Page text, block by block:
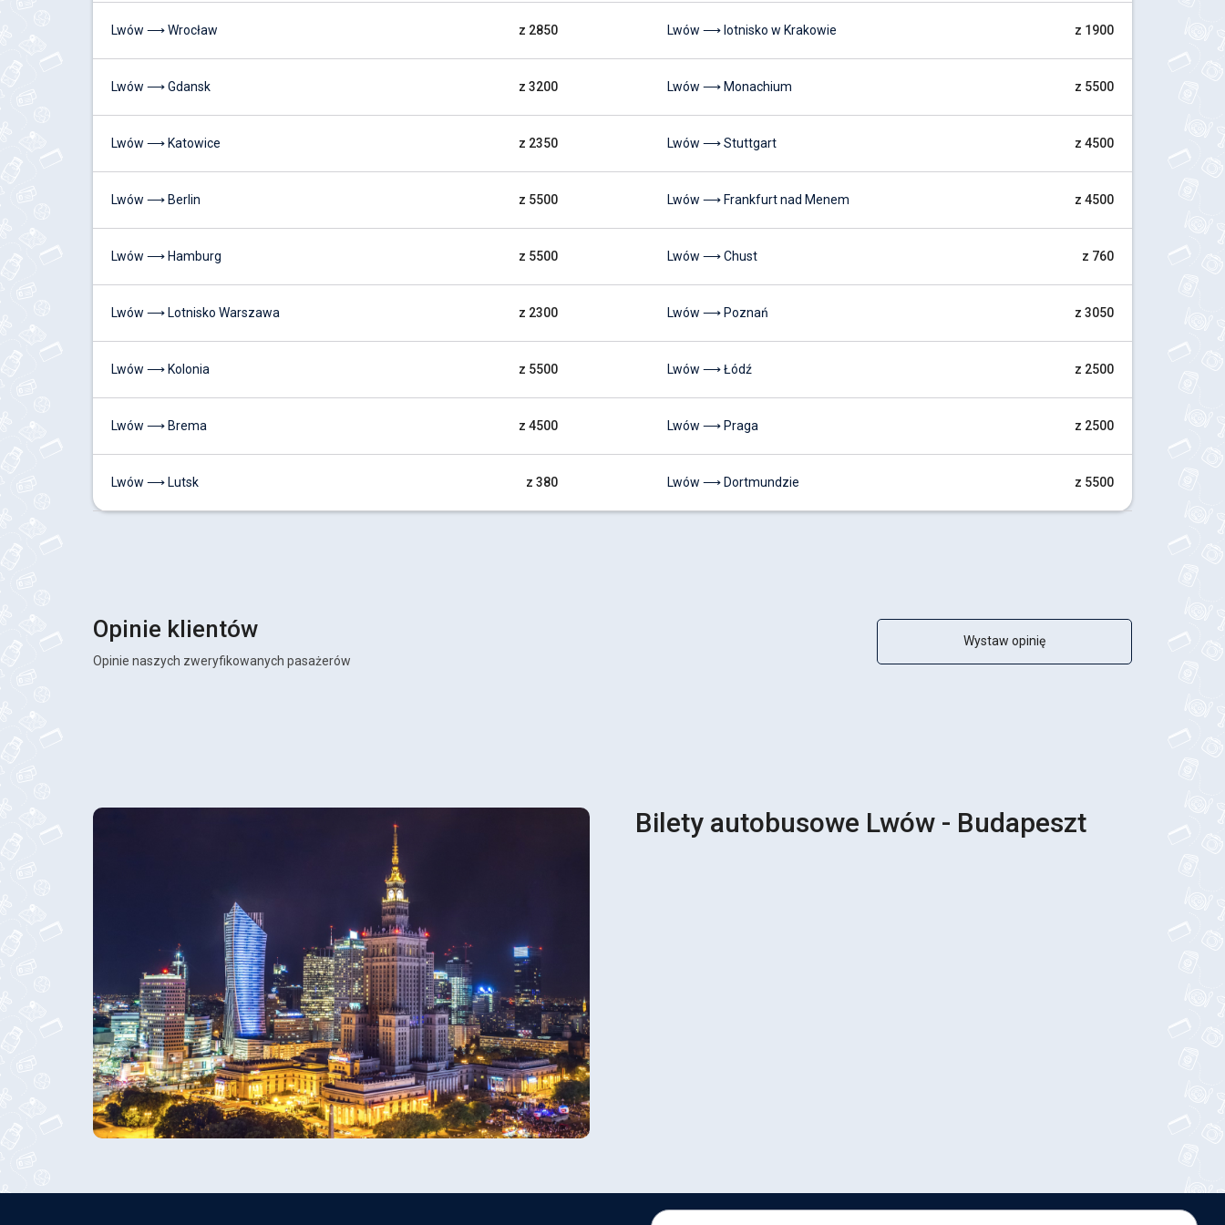
Lwów ⟶ Wrocław z 2850
Lwów ⟶ Gdansk z 3200
Lwów ⟶ Katowice z 2350
Lwów ⟶ Berlin z 5500
Lwów ⟶ Hamburg z 5500
Lwów ⟶ Lotnisko Warszawa z 2300
Lwów ⟶ Kolonia z 5500
Lwów ⟶ Brema z 4500
Lwów ⟶ Lutsk z 380
Lwów ⟶ lotnisko w Krakowie z 1900
Lwów ⟶ Monachium z 5500
Lwów ⟶ Stuttgart z 4500
Lwów ⟶ Frankfurt nad Menem z 4500
Lwów ⟶ Chust z 760
Lwów ⟶ Poznań z 3050
Lwów ⟶ Łódź z 2500
Lwów ⟶ Praga z 2500
Lwów ⟶ Dortmundzie z 5500
Opinie klientów
Opinie naszych zweryfikowanych pasażerów
Wystaw opinię
Bilety autobusowe Lwów - Budapeszt